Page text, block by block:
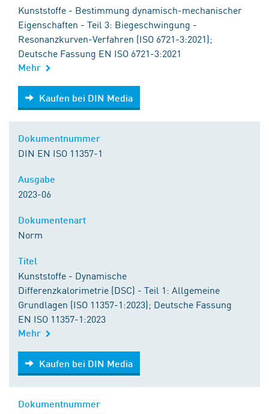
Kunststoffe - Bestimmung dynamisch-mechanischer
Eigenschaften - Teil 3: Biegeschwingung -
Resonanzkurven-Verfahren (ISO 6721-3:2021);
Deutsche Fassung EN ISO 6721-3:2021
Mehr
Kaufen bei DIN Media
Kaufen bei DIN Media
DIN EN ISO 11357-1
2023-06
Norm
Kunststoffe - Dynamische
Differenzkalorimetrie (DSC) - Teil 1: Allgemeine
Grundlagen (ISO 11357-1:2023); Deutsche Fassung
EN ISO 11357-1:2023
Mehr
Kaufen bei DIN Media
Kaufen bei DIN Media